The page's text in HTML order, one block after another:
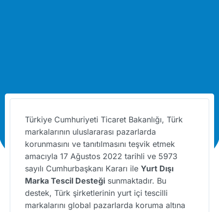
Türkiye Cumhuriyeti Ticaret Bakanlığı, Türk
markalarının uluslararası pazarlarda
korunmasını ve tanıtılmasını teşvik etmek
amacıyla 17 Ağustos 2022 tarihli ve 5973
sayılı Cumhurbaşkanı Kararı ile Yurt Dışı
Marka Tescil Desteği sunmaktadır. Bu
destek, Türk şirketlerinin yurt içi tescilli
markalarını global pazarlarda koruma altına